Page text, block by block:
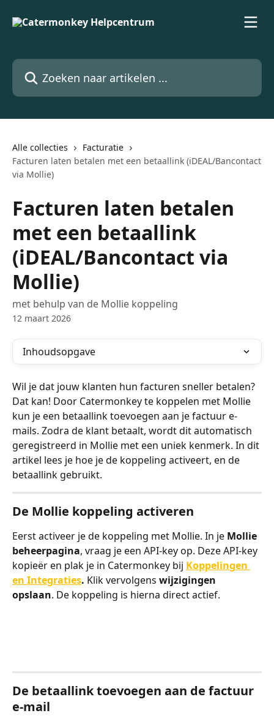
Zoeken naar artikelen ...
Alle collecties
Facturatie
Facturen laten betalen met een betaallink (iDEAL/Bancontact
via Mollie)
Facturen laten betalen
met een betaallink
(iDEAL/Bancontact via
Mollie)
met behulp van de Mollie koppeling
12 maart 2026
Inhoudsopgave
Wil je dat jouw klanten hun facturen sneller betalen?
Dat kan! Door Catermonkey te koppelen met Mollie
kun je een betaallink toevoegen aan je factuur e-
mails. Zodra de klant betaalt, wordt dit automatisch
geregistreerd in Mollie met een uniek kenmerk. In dit
artikel lees je hoe je de koppeling activeert, en de
betaallink gebruikt.
De Mollie koppeling activeren
Eerst activeer je de koppeling met Mollie. In je Mollie
beheerpagina, vraag je een API-key op. Deze API-key
kopieër en plak je in Catermonkey bij Koppelingen
en Integraties. Klik vervolgens wijzigingen
opslaan. De koppeling is hierna direct actief.
De betaallink toevoegen aan de factuur
e-mail